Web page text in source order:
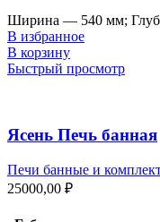
Ширина — 540 мм;
В избранное
В корзину
Быстрый просмотр
Ясень Печь банная
Печи банные и
25000,00 ₽